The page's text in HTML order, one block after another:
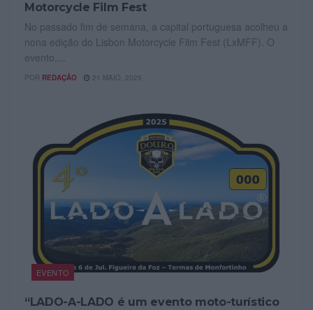
Motorcycle Film Fest
No passado fim de semana, a capital portuguesa acolheu a
nona edição do Lisbon Motorcycle Film Fest (LxMFF). O
evento,...
POR REDAÇÃO 21 MAIO, 2025
EVENTO
“LADO-A-LADO é um evento moto-turístico